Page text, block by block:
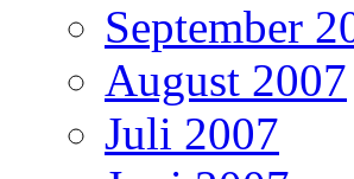
September
August 2007
Juli 2007